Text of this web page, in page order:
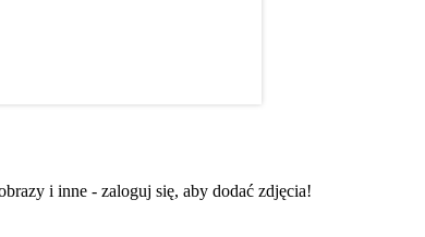
i inne - zaloguj się, aby dodać zdjęcia!